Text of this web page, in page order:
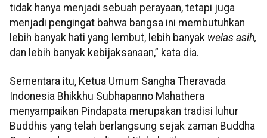
tidak hanya menjadi sebuah perayaan, tetapi juga
menjadi pengingat bahwa bangsa ini membutuhkan
lebih banyak hati yang lembut, lebih banyak welas asih,
dan lebih banyak kebijaksanaan,” kata dia.
Sementara itu, Ketua Umum Sangha Theravada
Indonesia Bhikkhu Subhapanno Mahathera
menyampaikan Pindapata merupakan tradisi luhur
Buddhis yang telah berlangsung sejak zaman Buddha